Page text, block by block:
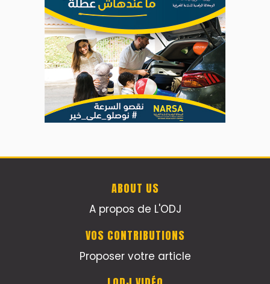
ABOUT US
A propos de L'ODJ
VOS CONTRIBUTIONS
Proposer votre article